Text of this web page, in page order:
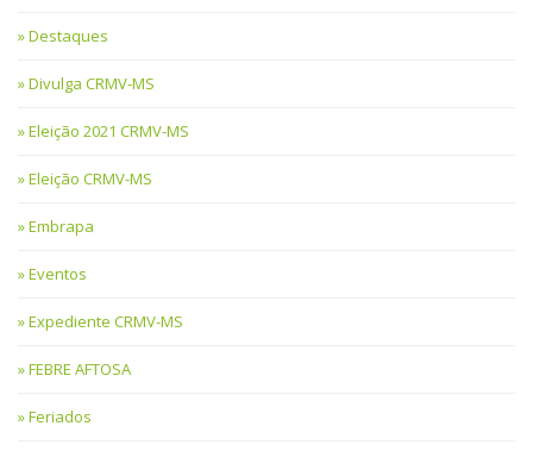
Destaques
Divulga CRMV-MS
Eleição 2021 CRMV-MS
Eleição CRMV-MS
Embrapa
Eventos
Expediente CRMV-MS
FEBRE AFTOSA
Feriados